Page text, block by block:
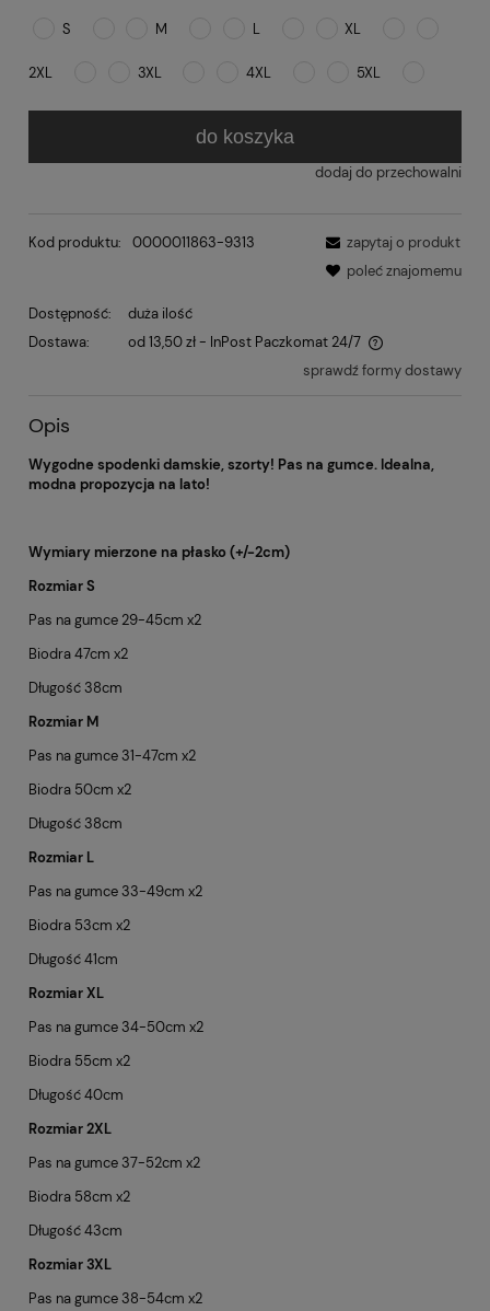
S M L XL
2XL 3XL 4XL 5XL
do koszyka
dodaj do przechowalni
Kod produktu: 0000011863-9313
zapytaj o produkt
poleć znajomemu
Dostępność:
duża ilość
Dostawa:
od 13,50 zł - InPost Paczkomat 24/7
sprawdź formy dostawy
Opis
Wygodne spodenki damskie, szorty! Pas na gumce. Idealna,
modna propozycja na lato!
Wymiary mierzone na płasko (+/-2cm)
Rozmiar S
Pas na gumce 29-45cm x2
Biodra 47cm x2
Długość 38cm
Rozmiar M
Pas na gumce 31-47cm x2
Biodra 50cm x2
Długość 38cm
Rozmiar L
Pas na gumce 33-49cm x2
Biodra 53cm x2
Długość 41cm
Rozmiar XL
Pas na gumce 34-50cm x2
Biodra 55cm x2
Długość 40cm
Rozmiar 2XL
Pas na gumce 37-52cm x2
Biodra 58cm x2
Długość 43cm
Rozmiar 3XL
Pas na gumce 38-54cm x2